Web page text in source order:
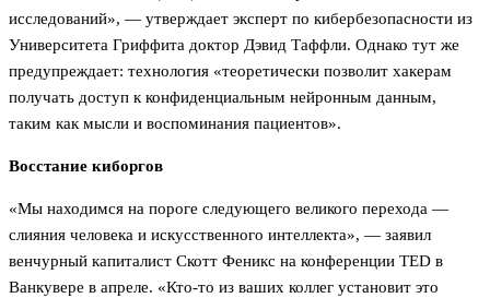
исследований», — утверждает эксперт по кибербезопасности из
Университета Гриффита доктор Дэвид Таффли. Однако тут же
предупреждает: технология «теоретически позволит хакерам
получать доступ к конфиденциальным нейронным данным,
таким как мысли и воспоминания пациентов».
Восстание киборгов
«Мы находимся на пороге следующего великого перехода —
слияния человека и искусственного интеллекта», — заявил
венчурный капиталист Скотт Феникс на конференции TED в
Ванкувере в апреле. «Кто-то из ваших коллег установит это